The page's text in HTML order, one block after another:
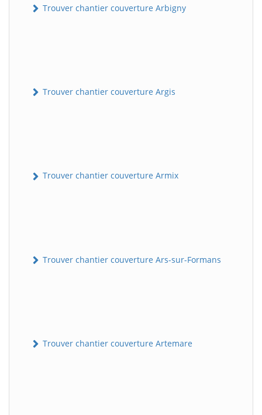
Trouver chantier couverture Arbigny
Trouver chantier couverture Argis
Trouver chantier couverture Armix
Trouver chantier couverture Ars-sur-Formans
Trouver chantier couverture Artemare